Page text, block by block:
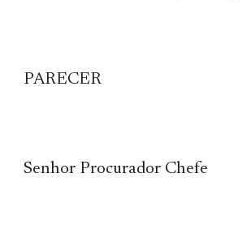
PARECER
Senhor Procurador Chefe